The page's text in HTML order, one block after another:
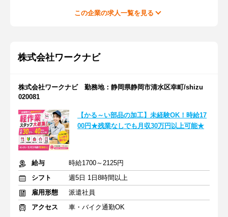
この企業の求人一覧を見る
株式会社ワークナビ
株式会社ワークナビ 勤務地：静岡県静岡市清水区幸町/shizu
020081
【かる～い部品の加工】未経験OK！時給17
00円★残業なしでも月収30万円以上可能★
給与
時給1700～2125円
シフト
週5日 1日8時間以上
雇用形態
派遣社員
アクセス
車・バイク通勤OK